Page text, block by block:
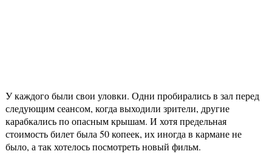
У каждого были свои уловки. Одни пробирались в зал перед
следующим сеансом, когда выходили зрители, другие
карабкались по опасным крышам. И хотя предельная
стоимость билет была 50 копеек, их иногда в кармане не
было, а так хотелось посмотреть новый фильм.